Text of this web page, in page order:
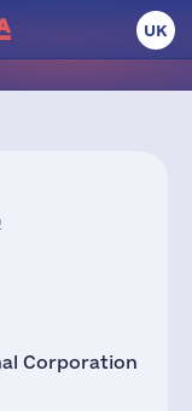
UK
Corporation